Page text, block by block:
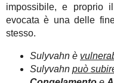
impossibile, e proprio
evocata è una delle
stesso.
Sulyvahn è
Sulyvahn può